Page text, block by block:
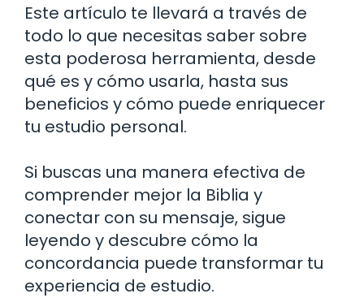
Este artículo te llevará a través de
todo lo que necesitas saber sobre
esta poderosa herramienta, desde
qué es y cómo usarla, hasta sus
beneficios y cómo puede enriquecer
tu estudio personal.
Si buscas una manera efectiva de
comprender mejor la Biblia y
conectar con su mensaje, sigue
leyendo y descubre cómo la
concordancia puede transformar tu
experiencia de estudio.